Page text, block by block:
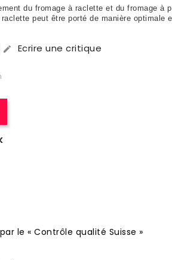
du fromage à raclette et du fromage à
peut être porté de manière optimale
 Ecrire une critique
le « Contrôle qualité Suisse »